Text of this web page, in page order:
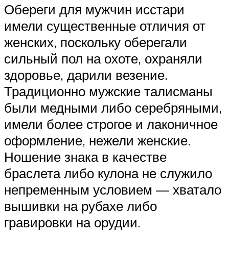
Обереги для мужчин исстари
имели существенные отличия от
женских, поскольку оберегали
сильный пол на охоте, охраняли
здоровье, дарили везение.
Традиционно мужские талисманы
были медными либо серебряными,
имели более строгое и лаконичное
оформление, нежели женские.
Ношение знака в качестве
браслета либо кулона не служило
непременным условием — хватало
вышивки на рубахе либо
гравировки на орудии.